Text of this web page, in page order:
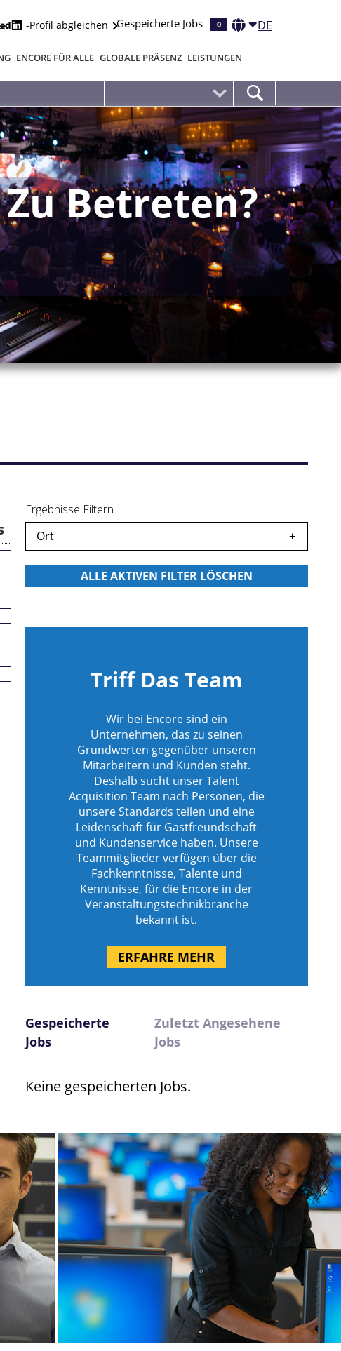
-Profil abgleichen Gespeicherte Jobs 0 DE
ENCORE FÜR ALLE GLOBALE PRÄSENZ LEISTUNGEN
Betreten?
Ergebnisse Filtern
Ort
Triff Das Team
Wir bei Encore sind ein
Unternehmen, das zu seinen
Grundwerten gegenüber unseren
Mitarbeitern und Kunden steht.
Deshalb sucht unser Talent
Acquisition Team nach Personen, die
unsere Standards teilen und eine
Leidenschaft für Gastfreundschaft
und Kundenservice haben. Unsere
Teammitglieder verfügen über die
Fachkenntnisse, Talente und
Kenntnisse, für die Encore in der
Veranstaltungstechnikbranche
bekannt ist.
ERFAHRE MEHR
Gespeicherte
Jobs
Zuletzt Angesehene
Jobs
Keine gespeicherten Jobs.